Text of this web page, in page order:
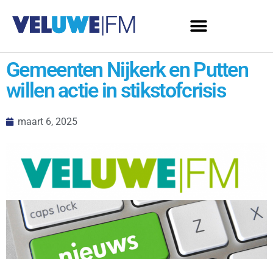
Gemeenten Nijkerk en Putten
willen actie in stikstofcrisis
maart 6, 2025